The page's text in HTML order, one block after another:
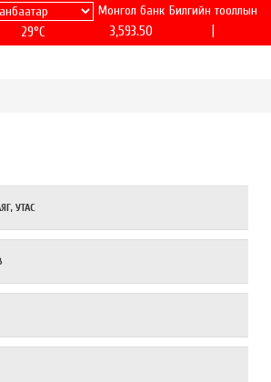
29°C
Монгол банк
3,593.50
Билгийн тооллын
УТАС